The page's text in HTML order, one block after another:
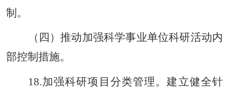
制。
（四）推动加强科学事业单位科研活动内
部控制措施。
18.加强科研项目分类管理。建立健全针